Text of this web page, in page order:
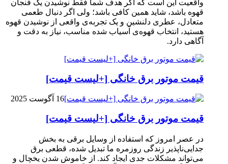
واقعیت این است که اگر هدف شما فقط نوشیدن یک فنجان
قهوه باشد، شاید همین کافی باشد؛ ولی اگر دنبال طعمی
متعادل، عطری دلنشین و یک تجربه‌ی واقعی از نوشیدن قهوه
هستید، انتخاب قهوه‌ی آسیاب شده مناسب، نیاز به دقت و
آگاهی دارد.
قیمت موتور برق خانگی [+لیست قیمت]
16 آگوست 2025
قیمت موتور برق خانگی [+لیست قیمت]
در عصر امروز که استفاده از وسایل برقی به بخش
جدایی‌ناپذیر زندگی روزمره ما تبدیل شده، قطعی برق
می‌تواند مشکلات جدی ایجاد کند. از خاموش شدن یخچال و